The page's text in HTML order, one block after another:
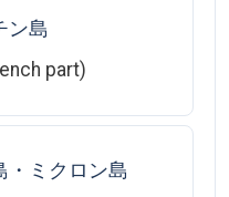
ン島
part)
・ミクロン島